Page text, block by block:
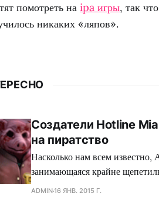
помотреть на ipa игры, так
никаких «ляпов».
Создатели Hotline
на пиратство
Насколько нам всем известно,
занимающаяся крайне
производит современная
ADMIN16 ЯНВ. 2015 Г.